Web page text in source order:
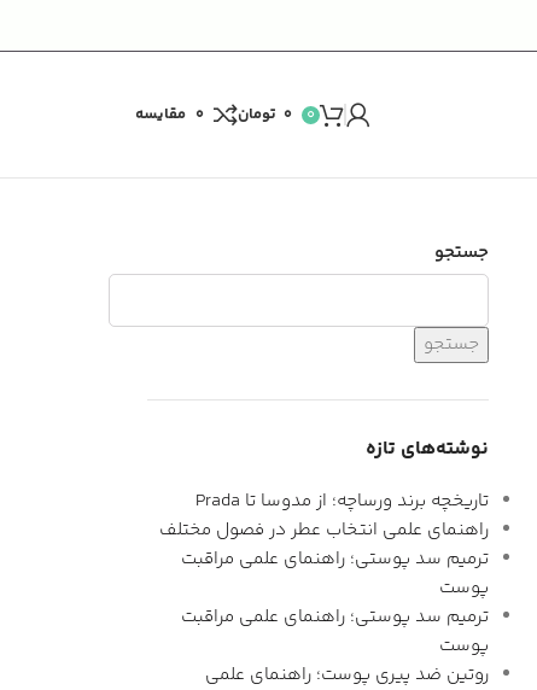
0 تومان ۰ 0 مقایسه
جستجو
جستجو
نوشته‌های تازه
تاریخچه برند ورساچه؛ از مدوسا تا Prada
راهنمای علمی انتخاب عطر در فصول مختلف
ترمیم سد پوستی؛ راهنمای علمی مراقبت
پوست
ترمیم سد پوستی؛ راهنمای علمی مراقبت
پوست
روتین ضد پیری پوست؛ راهنمای علمی